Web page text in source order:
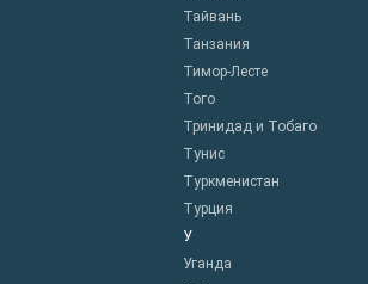
Тайвань
Танзания
Тимор-Лесте
Того
Тринидад и Тобаго
Тунис
Туркменистан
Турция
У
Уганда